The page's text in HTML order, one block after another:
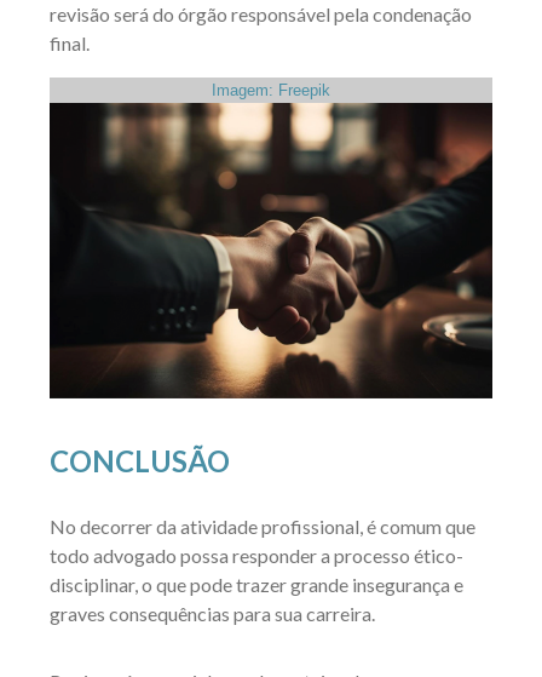
revisão será do órgão responsável pela condenação
final.
Imagem: Freepik
CONCLUSÃO
No decorrer da atividade profissional, é comum que
todo advogado possa responder a processo ético-
disciplinar, o que pode trazer grande insegurança e
graves consequências para sua carreira.